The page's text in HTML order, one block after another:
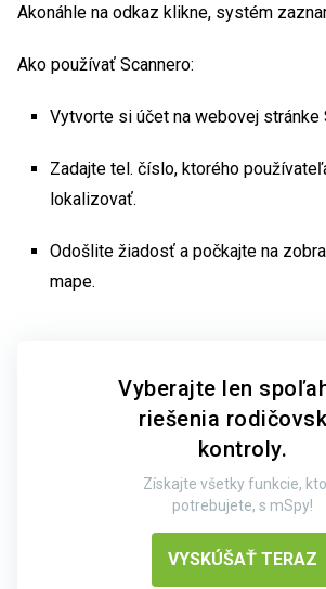
Akonáhle na odkaz klikne, systém
Ako používať Scannero:
Vytvorte si účet na webovej stránke
Zadajte tel. číslo, ktorého
lokalizovať.
Odošlite žiadosť a počkajte na
mape.
Vyberajte len
riešenia
kontroly.
Získajte všetky funkcie,
potrebujete, s mSpy!
VYSKÚŠAŤ TERAZ